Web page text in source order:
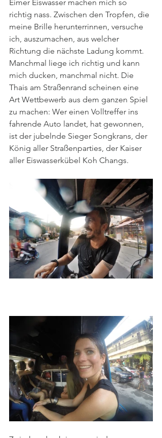
Eimer Eiswasser machen mich so
richtig nass. Zwischen den Tropfen, die
meine Brille herunterrinnen, versuche
ich, auszumachen, aus welcher
Richtung die nächste Ladung kommt.
Manchmal liege ich richtig und kann
mich ducken, manchmal nicht. Die
Thais am Straßenrand scheinen eine
Art Wettbewerb aus dem ganzen Spiel
zu machen: Wer einen Volltreffer ins
fahrende Auto landet, hat gewonnen,
ist der jubelnde Sieger Songkrans, der
König aller Straßenparties, der Kaiser
aller Eiswasserkübel Koh Changs.